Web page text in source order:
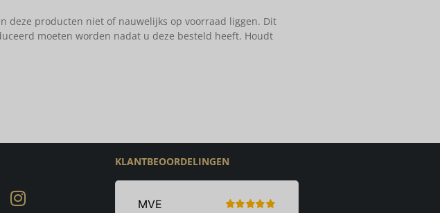
deze producten niet of nauwelijks op voorraad liggen. Dit
moeten worden nadat u deze besteld heeft. Houdt
KLANTBEOORDELINGEN